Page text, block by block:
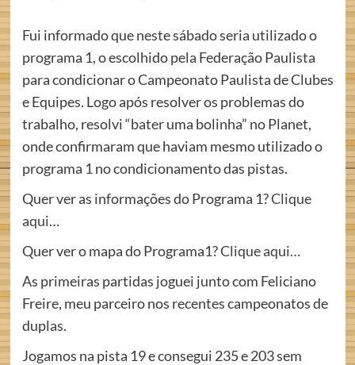
Fui informado que neste sábado seria utilizado o
programa 1, o escolhido pela Federação Paulista
para condicionar o Campeonato Paulista de Clubes
e Equipes. Logo após resolver os problemas do
trabalho, resolvi “bater uma bolinha” no Planet,
onde confirmaram que haviam mesmo utilizado o
programa 1 no condicionamento das pistas.
Quer ver as informações do Programa 1?Clique
aqui…
Quer ver o mapa do Programa1?Clique aqui…
As primeiras partidas joguei junto com Feliciano
Freire, meu parceiro nos recentes campeonatos de
duplas.
Jogamos na pista 19 e consegui 235 e 203 sem